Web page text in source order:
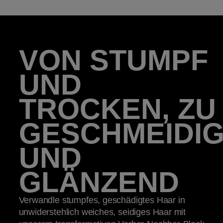
VON STUMPF
UND
TROCKEN, ZU
GESCHMEIDIG
UND
GLÄNZEND
Verwandle stumpfes, geschädigtes Haar in
unwiderstehlich weiches, seidiges Haar mit